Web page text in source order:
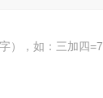
），如：三加四=7